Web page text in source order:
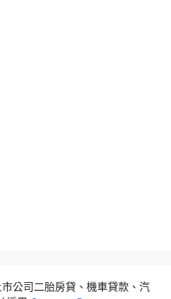
公司二胎房貸、機車貸款、汽